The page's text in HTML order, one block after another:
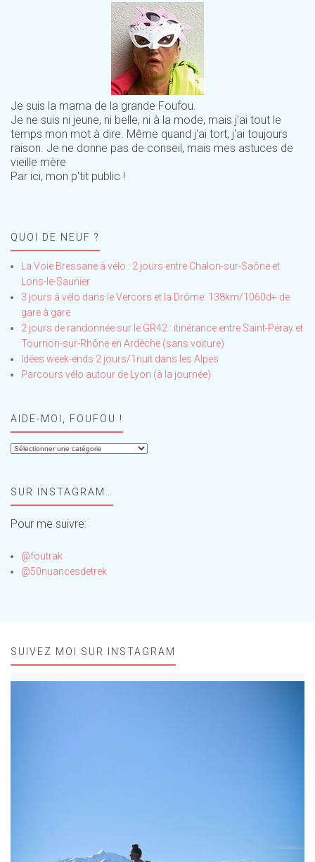
Je suis la mama de la grande Foufou.
Je ne suis ni jeune, ni belle, ni à la mode, mais j'ai tout le
temps mon mot à dire. Même quand j'ai tort, j'ai toujours
raison. Je ne donne pas de conseil, mais mes astuces de
vieille mère
Par ici, mon p'tit public !
QUOI DE NEUF ?
La Voie Bressane à vélo : 2 jours entre Chalon-sur-Saône et
Lons-le-Saunier
3 jours à vélo dans le Vercors et la Drôme: 138km/1060d+ de
gare à gare
2 jours de randonnée sur le GR42 : itinérance entre Saint-Péray et
Tournon-sur-Rhône en Ardèche (sans voiture)
Idées week-ends 2 jours/1nuit dans les Alpes
Parcours vélo autour de Lyon (à la journée)
AIDE-MOI, FOUFOU !
Aide-
!SUR INSTAGRAM…
Pour me suivre:
@foutrak
@50nuancesdetrek
SUIVEZ MOI SUR INSTAGRAM